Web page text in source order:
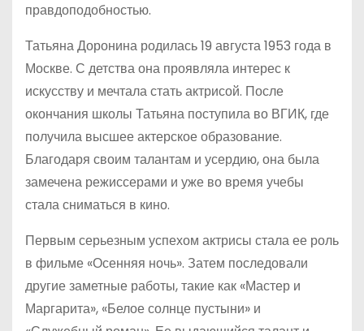
правдоподобностью.
Татьяна Доронина родилась 19 августа 1953 года в
Москве. С детства она проявляла интерес к
искусству и мечтала стать актрисой. После
окончания школы Татьяна поступила во ВГИК, где
получила высшее актерское образование.
Благодаря своим талантам и усердию, она была
замечена режиссерами и уже во время учебы
стала сниматься в кино.
Первым серьезным успехом актрисы стала ее роль
в фильме «Осенняя ночь». Затем последовали
другие заметные работы, такие как «Мастер и
Маргарита», «Белое солнце пустыни» и